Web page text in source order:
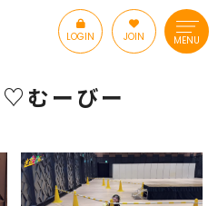
LOGIN JOIN MENU
♡むーびー